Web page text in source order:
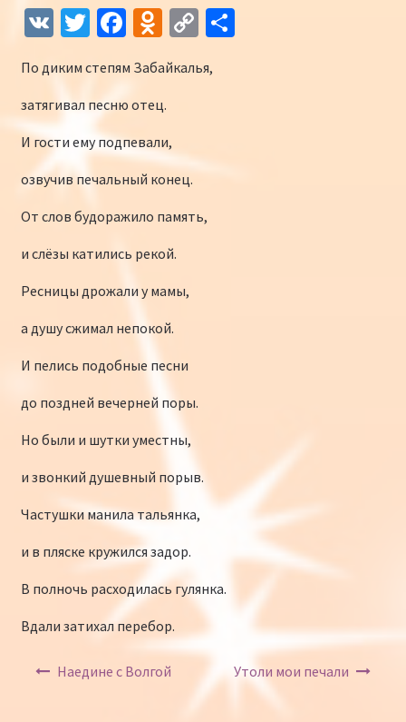
Наши участники и победители
Наши участники 2017
Страничка победителей 2017
V T
tt
er
Fa
b
o
o
k
O
n
o
kl
as
sn
iki
C
p
О
По диким степям Забайкалья,
затягивал песню отец.
И гости ему подпевали,
озвучив печальный конец.
От слов будоражило память,
и слёзы катились рекой.
Ресницы дрожали у мамы,
а душу сжимал непокой.
И пелись подобные песни
до поздней вечерней поры.
Но были и шутки уместны,
и звонкий душевный порыв.
Частушки манила тальянка,
и в пляске кружился задор.
В полночь расходилась гулянка.
Вдали затихал перебор.
Навигация по записям
Наедине с Волгой Утоли мои печали